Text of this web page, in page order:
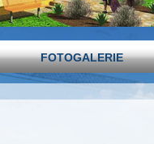
FOTOGALERIE